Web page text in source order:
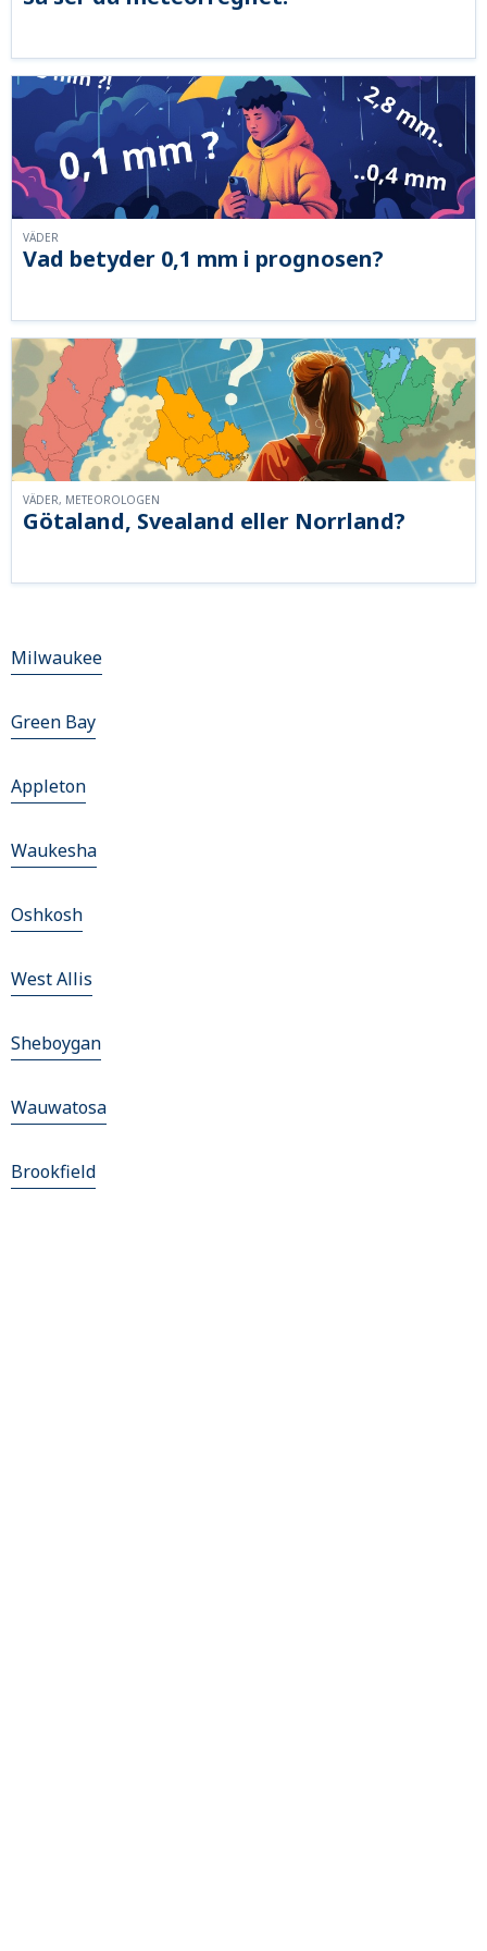
Vad betyder 0,1 mm i prognosen?
VÄDER
Götaland, Svealand eller Norrland?
VÄDER, METEOROLOGEN
Milwaukee
Green Bay
Appleton
Waukesha
Oshkosh
West Allis
Sheboygan
Wauwatosa
Brookfield